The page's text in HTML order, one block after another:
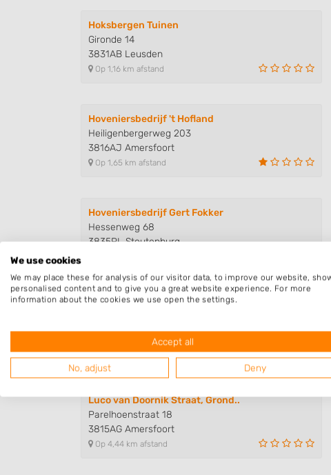
Hoksbergen Tuinen
Gironde 14
3831AB Leusden
Op 1,16 km afstand
Hoveniersbedrijf 't Hofland
Heiligenbergerweg 203
3816AJ Amersfoort
Op 1,65 km afstand
Hoveniersbedrijf Gert Fokker
Hessenweg 68
3835PL Stoutenburg
Veenroos
3815XP Amersfoort
Op 3,44 km afstand
Luco van Doornik Straat, Grond..
Parelhoenstraat 18
3815AG Amersfoort
Op 4,44 km afstand
We use cookies
We may place these for analysis of our visitor data, to improve our website,
personalised content and to give you a great website experience. For more
information about the cookies we use open the settings.
Accept all
No, adjust Deny